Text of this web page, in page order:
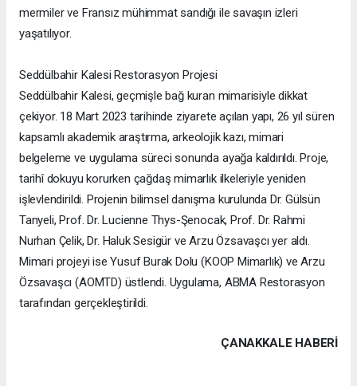
mermiler ve Fransız mühimmat sandığı ile savaşın izleri
yaşatılıyor.
Seddülbahir Kalesi Restorasyon Projesi
Seddülbahir Kalesi, geçmişle bağ kuran mimarisiyle dikkat
çekiyor. 18 Mart 2023 tarihinde ziyarete açılan yapı, 26 yıl süren
kapsamlı akademik araştırma, arkeolojik kazı, mimari
belgeleme ve uygulama süreci sonunda ayağa kaldırıldı. Proje,
tarihî dokuyu korurken çağdaş mimarlık ilkeleriyle yeniden
işlevlendirildi. Projenin bilimsel danışma kurulunda Dr. Gülsün
Tanyeli, Prof. Dr. Lucienne Thys-Şenocak, Prof. Dr. Rahmi
Nurhan Çelik, Dr. Haluk Sesigür ve Arzu Özsavaşcı yer aldı.
Mimari projeyi ise Yusuf Burak Dolu (KOOP Mimarlık) ve Arzu
Özsavaşcı (AOMTD) üstlendi. Uygulama, ABMA Restorasyon
tarafından gerçekleştirildi.
ÇANAKKALE HABERİ